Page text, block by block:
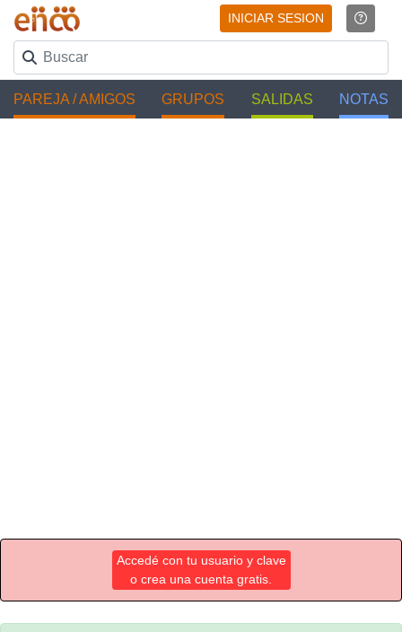
INICIAR SESION
PAREJA / AMIGOS GRUPOS SALIDAS NOTAS
Accedé con tu usuario y clave
o crea una cuenta gratis.